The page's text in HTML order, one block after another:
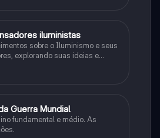
iluministas
sobre o Iluminismo e seus
explorando suas ideias e
Guerra Mundial
fundamental e médio. As